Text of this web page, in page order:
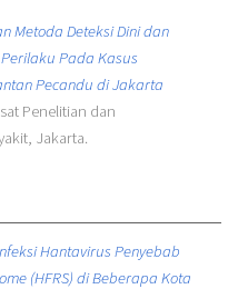
Metoda Deteksi Dini dan
Pada Kasus
Pecandu di Jakarta
Penelitian dan
Jakarta.
Hantavirus Penyebab
(HFRS) di Beberapa Kota